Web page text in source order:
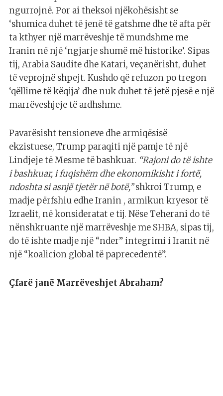
ngurrojnë. Por ai theksoi njëkohësisht se
‘shumica duhet të jenë të gatshme dhe të afta për
ta kthyer një marrëveshje të mundshme me
Iranin në një ‘ngjarje shumë më historike’. Sipas
tij, Arabia Saudite dhe Katari, veçanërisht, duhet
të veprojnë shpejt. Kushdo që refuzon po tregon
‘qëllime të këqija’ dhe nuk duhet të jetë pjesë e një
marrëveshjeje të ardhshme.
Pavarësisht tensioneve dhe armiqësisë
ekzistuese, Trump paraqiti një pamje të një
Lindjeje të Mesme të bashkuar. “Rajoni do të ishte
i bashkuar, i fuqishëm dhe ekonomikisht i fortë,
ndoshta si asnjë tjetër në botë,”shkroi Trump, e
madje përfshiu edhe Iranin , armikun kryesor të
Izraelit, në konsideratat e tij. Nëse Teherani do të
nënshkruante një marrëveshje me SHBA, sipas tij,
do të ishte madje një “nder” integrimi i Iranit në
një “koalicion global të paprecedentë”.
Çfarë janë Marrëveshjet Abraham?